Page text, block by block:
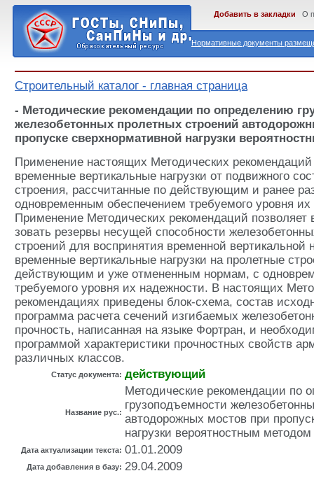
Нормативные документы
Добавить в закладки О
Строительный каталог - главная страница
- Методические рекомендации по определению
железобетонных пролетных строений
пропуске сверхнормативной нагрузки
Применение настоящих Методических рекомендаций
временные вертикальные нагрузки от подвижного
строения, рассчитанные по действующим и ранее
одновременным обеспечением требуемого уровня
Применение Методических рекомендаций
зовать резервы несущей способности
строений для воспринятия временной вертикальной
временные вертикальные нагрузки на пролетные
действующим и уже отмененным нормам, с
требуемого уровня их надежности. В настоящих
рекомендациях приведены блок-схема, сос­тав
программа расчета сечений изгибаемых
прочность, написанная на языке Фортран, и
программой характеристики прочностных свойств
различных классов.
Статус документа: действующий
Название рус.:
Методические рекомендации по
грузоподъемности
автодорожных мостов при
нагрузки вероятностным методом
Дата актуализации текста: 01.01.2009
Дата добавления в базу: 29.04.2009